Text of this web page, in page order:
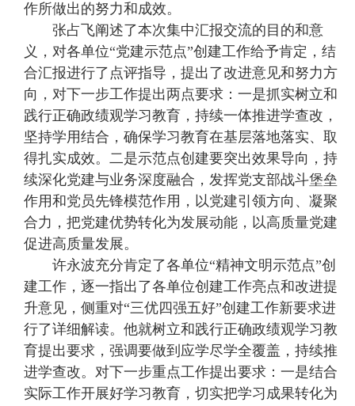
作所做出的努力和成效。
张占飞阐述了本次集中汇报交流的目的和意
义，对各单位“党建示范点”创建工作给予肯定，结
合汇报进行了点评指导，提出了改进意见和努力方
向，对下一步工作提出两点要求：一是抓实树立和
践行正确政绩观学习教育，持续一体推进学查改，
坚持学用结合，确保学习教育在基层落地落实、取
得扎实成效。二是示范点创建要突出效果导向，持
续深化党建与业务深度融合，发挥党支部战斗堡垒
作用和党员先锋模范作用，以党建引领方向、凝聚
合力，把党建优势转化为发展动能，以高质量党建
促进高质量发展。
许永波充分肯定了各单位“精神文明示范点”创
建工作，逐一指出了各单位创建工作亮点和改进提
升意见，侧重对“三优四强五好”创建工作新要求进
行了详细解读。他就树立和践行正确政绩观学习教
育提出要求，强调要做到应学尽学全覆盖，持续推
进学查改。对下一步重点工作提出要求：一是结合
实际工作开展好学习教育，切实把学习成果转化为